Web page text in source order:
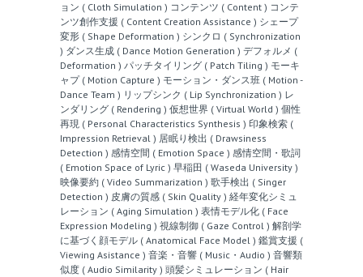
ョン ( Cloth Simulation ) コンテンツ ( Content ) コンテ
ンツ創作支援 ( Content Creation Assistance ) シェープ
変形 ( Shape Deformation ) シンクロ ( Synchronization
) ダンス生成 ( Dance Motion Generation ) デフォルメ (
Deformation ) パッチタイリング ( Patch Tiling ) モーキ
ャプ ( Motion Capture ) モーション・ダンス班 ( Motion -
Dance Team ) リップシンク ( Lip Synchronization ) レ
ンダリング ( Rendering ) 仮想世界 ( Virtual World ) 個性
再現 ( Personal Characteristics Synthesis ) 印象検索 (
Impression Retrieval ) 居眠り検出 ( Drawsiness
Detection ) 感情空間 ( Emotion Space ) 感情空間・歌詞
( Emotion Space of Lyric ) 早稲田 ( Waseda University )
映像要約 ( Video Summarization ) 歌手検出 ( Singer
Detection ) 皮膚の質感 ( Skin Quality ) 経年変化シミュ
レーション ( Aging Simulation ) 表情モデル化 ( Face
Expression Modeling ) 視線制御 ( Gaze Control ) 解剖学
に基づく顔モデル ( Anatomical Face Model ) 鑑賞支援 (
Viewing Asistance ) 音楽・音響 ( Music・Audio ) 音響類
似度 ( Audio Similarity ) 頭髪シミュレーション ( Hair